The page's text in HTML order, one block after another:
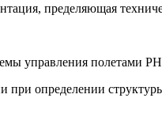
пределяющая
управления полетами
при определении